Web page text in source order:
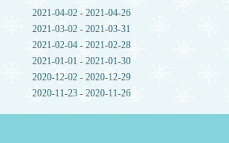
2021-04-02 - 2021-04-26
2021-03-02 - 2021-03-31
2021-02-04 - 2021-02-28
2021-01-01 - 2021-01-30
2020-12-02 - 2020-12-29
2020-11-23 - 2020-11-26